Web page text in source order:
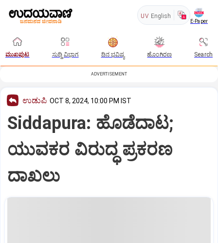
UV English
E-Paper
ಮುಖಪುಟ ಸುದ್ದಿ ವಿಭಾಗ ದಿನ ಭವಿಷ್ಯ ಹೊಂಗಿರಣ Search
ADVERTISEMENT
ಉಡುಪಿ OCT 8, 2024, 10:00 PM IST
Siddapura: ಹೊಡೆದಾಟ;
ಯುವಕರ ವಿರುದ್ಧ ಪ್ರಕರಣ
ದಾಖಲು